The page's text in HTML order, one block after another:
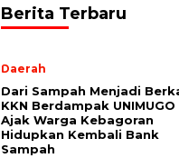
Berita Terbaru
Daerah
Dari Sampah Menjadi
KKN Berdampak UNIMUGO
Ajak Warga Kebagoran
Hidupkan Kembali Bank
Sampah